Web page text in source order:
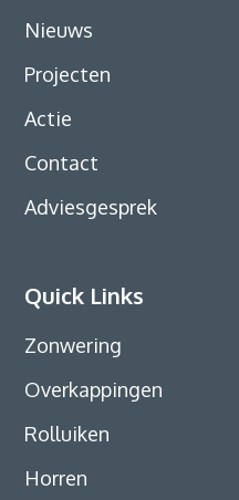
Nieuws
Projecten
Actie
Contact
Adviesgesprek
Quick Links
Zonwering
Overkappingen
Rolluiken
Horren